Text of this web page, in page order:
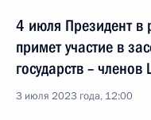
4 июля Президент в
примет участие в
государств –
3 июля 2023 года, 12:00